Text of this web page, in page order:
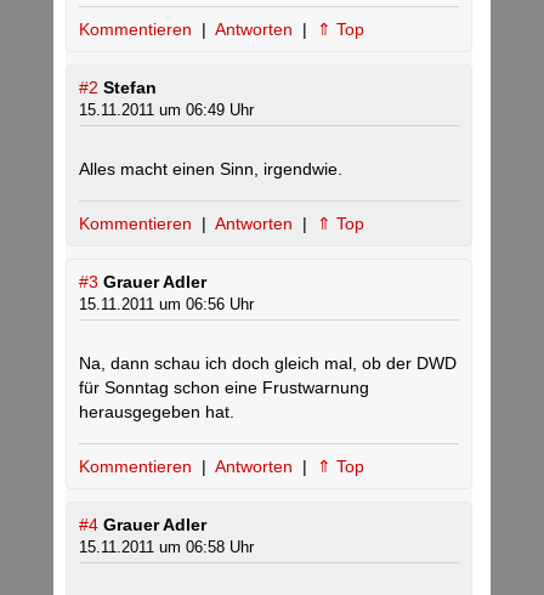
Kommentieren | Antworten | ⇑ Top
#2 Stefan
15.11.2011 um 06:49 Uhr
Alles macht einen Sinn, irgendwie.
Kommentieren | Antworten | ⇑ Top
#3 Grauer Adler
15.11.2011 um 06:56 Uhr
Na, dann schau ich doch gleich mal, ob der DWD
für Sonntag schon eine Frustwarnung
herausgegeben hat.
Kommentieren | Antworten | ⇑ Top
#4 Grauer Adler
15.11.2011 um 06:58 Uhr